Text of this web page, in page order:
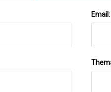
Email: